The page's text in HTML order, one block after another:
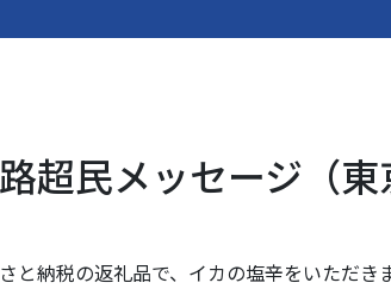
超民メッセージ（東
と納税の返礼品で、イカの塩辛をいただき